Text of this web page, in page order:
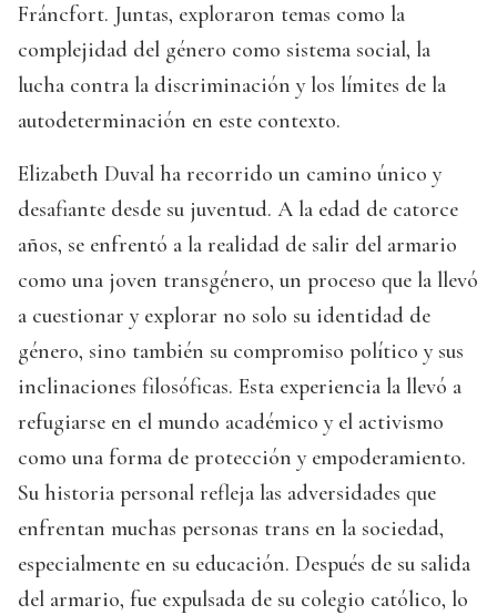
Fráncfort. Juntas, exploraron temas como la
complejidad del género como sistema social, la
lucha contra la discriminación y los límites de la
autodeterminación en este contexto.
Elizabeth Duval ha recorrido un camino único y
desafiante desde su juventud. A la edad de catorce
años, se enfrentó a la realidad de salir del armario
como una joven transgénero, un proceso que la llevó
a cuestionar y explorar no solo su identidad de
género, sino también su compromiso político y sus
inclinaciones filosóficas. Esta experiencia la llevó a
refugiarse en el mundo académico y el activismo
como una forma de protección y empoderamiento.
Su historia personal refleja las adversidades que
enfrentan muchas personas trans en la sociedad,
especialmente en su educación. Después de su salida
del armario, fue expulsada de su colegio católico, lo